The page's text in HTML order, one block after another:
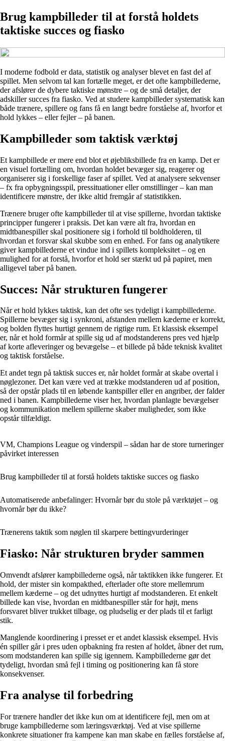
Brug kampbilleder til at forstå holdets
taktiske succes og fiasko
I moderne fodbold er data, statistik og analyser blevet en fast del af
spillet. Men selvom tal kan fortælle meget, er det ofte kampbillederne,
der afslører de dybere taktiske mønstre – og de små detaljer, der
adskiller succes fra fiasko. Ved at studere kampbilleder systematisk kan
både trænere, spillere og fans få en langt bedre forståelse af, hvorfor et
hold lykkes – eller fejler – på banen.
Kampbilleder som taktisk værktøj
Et kampbillede er mere end blot et øjebliksbillede fra en kamp. Det er
en visuel fortælling om, hvordan holdet bevæger sig, reagerer og
organiserer sig i forskellige faser af spillet. Ved at analysere sekvenser
– fx fra opbygningsspil, pressituationer eller omstillinger – kan man
identificere mønstre, der ikke altid fremgår af statistikken.
Trænere bruger ofte kampbilleder til at vise spillerne, hvordan taktiske
principper fungerer i praksis. Det kan være alt fra, hvordan en
midtbanespiller skal positionere sig i forhold til boldholderen, til
hvordan et forsvar skal skubbe som en enhed. For fans og analytikere
giver kampbillederne et vindue ind i spillets kompleksitet – og en
mulighed for at forstå, hvorfor et hold ser stærkt ud på papiret, men
alligevel taber på banen.
Succes: Når strukturen fungerer
Når et hold lykkes taktisk, kan det ofte ses tydeligt i kampbillederne.
Spillerne bevæger sig i synkroni, afstanden mellem kæderne er korrekt,
og bolden flyttes hurtigt gennem de rigtige rum. Et klassisk eksempel
er, når et hold formår at spille sig ud af modstanderens pres ved hjælp
af korte afleveringer og bevægelse – et billede på både teknisk kvalitet
og taktisk forståelse.
Et andet tegn på taktisk succes er, når holdet formår at skabe overtal i
nøglezoner. Det kan være ved at trække modstanderen ud af position,
så der opstår plads til en løbende kantspiller eller en angriber, der falder
ned i banen. Kampbillederne viser her, hvordan planlagte bevægelser
og kommunikation mellem spillerne skaber muligheder, som ikke
opstår tilfældigt.
VM, Champions League og vinderspil – sådan har de store turneringer
påvirket interessen
Brug kampbilleder til at forstå holdets taktiske succes og fiasko
Automatiserede anbefalinger: Hvornår bør du stole på værktøjet – og
hvornår bør du ikke?
Trænerens taktik som nøglen til skarpere bettingvurderinger
Fiasko: Når strukturen bryder sammen
Omvendt afslører kampbillederne også, når taktikken ikke fungerer. Et
hold, der mister sin kompakthed, efterlader ofte store mellemrum
mellem kæderne – og det udnyttes hurtigt af modstanderen. Et enkelt
billede kan vise, hvordan en midtbanespiller står for højt, mens
forsvaret bliver trukket tilbage, og pludselig er der plads til et farligt
stik.
Manglende koordinering i presset er et andet klassisk eksempel. Hvis
én spiller går i pres uden opbakning fra resten af holdet, åbner det rum,
som modstanderen kan spille sig igennem. Kampbillederne gør det
tydeligt, hvordan små fejl i timing og positionering kan få store
konsekvenser.
Fra analyse til forbedring
For trænere handler det ikke kun om at identificere fejl, men om at
bruge kampbillederne som læringsværktøj. Ved at vise spillerne
konkrete situationer fra kampene kan man skabe en fælles forståelse af,